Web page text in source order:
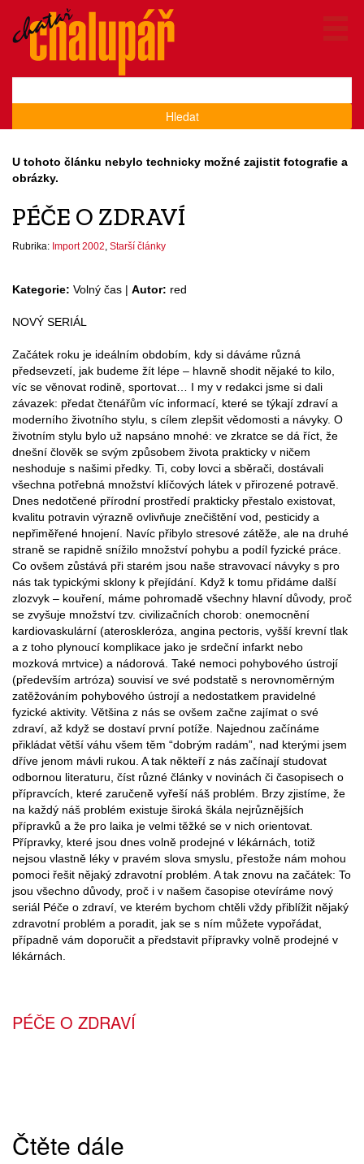
Hledat
U tohoto článku nebylo technicky možné zajistit fotografie a
obrázky.
PÉČE O ZDRAVÍ
Rubrika: Import 2002 Starší články
Kategorie: Volný čas | Autor: red
NOVÝ SERIÁL
Začátek roku je ideálním obdobím, kdy si dáváme různá
předsevzetí, jak budeme žít lépe – hlavně shodit nějaké to kilo,
víc se věnovat rodině, sportovat… I my v redakci jsme si dali
závazek: předat čtenářům víc informací, které se týkají zdraví a
moderního životního stylu, s cílem zlepšit vědomosti a návyky. O
životním stylu bylo už napsáno mnohé: ve zkratce se dá říct, že
dnešní člověk se svým způsobem života prakticky v ničem
neshoduje s našimi předky. Ti, coby lovci a sběrači, dostávali
všechna potřebná množství klíčových látek v přirozené potravě.
Dnes nedotčené přírodní prostředí prakticky přestalo existovat,
kvalitu potravin výrazně ovlivňuje znečištění vod, pesticidy a
nepřiměřené hnojení. Navíc přibylo stresové zátěže, ale na druhé
straně se rapidně snížilo množství pohybu a podíl fyzické práce.
Co ovšem zůstává při starém jsou naše stravovací návyky s pro
nás tak typickými sklony k přejídání. Když k tomu přidáme další
zlozvyk – kouření, máme pohromadě všechny hlavní důvody, proč
se zvyšuje množství tzv. civilizačních chorob: onemocnění
kardiovaskulární (ateroskleróza, angina pectoris, vyšší krevní tlak
a z toho plynoucí komplikace jako je srdeční infarkt nebo
mozková mrtvice) a nádorová. Také nemoci pohybového ústrojí
(především artróza) souvisí ve své podstatě s nerovnoměrným
zatěžováním pohybového ústrojí a nedostatkem pravidelné
fyzické aktivity. Většina z nás se ovšem začne zajímat o své
zdraví, až když se dostaví první potíže. Najednou začínáme
přikládat větší váhu všem těm “dobrým radám”, nad kterými jsem
dříve jenom mávli rukou. A tak někteří z nás začínají studovat
odbornou literaturu, číst různé články v novinách či časopisech o
přípravcích, které zaručeně vyřeší náš problém. Brzy zjistíme, že
na každý náš problém existuje široká škála nejrůznějších
přípravků a že pro laika je velmi těžké se v nich orientovat.
Přípravky, které jsou dnes volně prodejné v lékárnách, totiž
nejsou vlastně léky v pravém slova smyslu, přestože nám mohou
pomoci řešit nějaký zdravotní problém. A tak znovu na začátek: To
jsou všechno důvody, proč i v našem časopise otevíráme nový
seriál Péče o zdraví, ve kterém bychom chtěli vždy přiblížit nějaký
zdravotní problém a poradit, jak se s ním můžete vypořádat,
případně vám doporučit a představit přípravky volně prodejné v
lékárnách.
PÉČE O ZDRAVÍ
Čtěte dále